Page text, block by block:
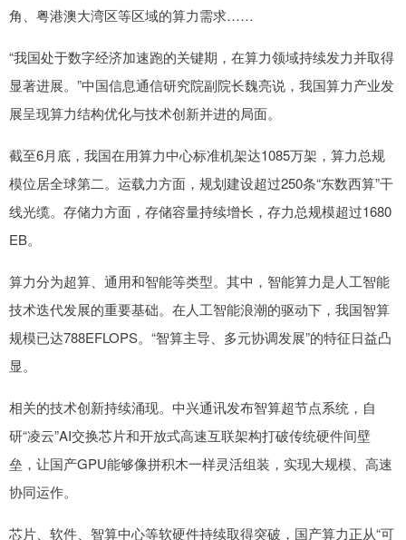
角、粤港澳大湾区等区域的算力需求……
“我国处于数字经济加速跑的关键期，在算力领域持续发力并取得
显著进展。”中国信息通信研究院副院长魏亮说，我国算力产业发
展呈现算力结构优化与技术创新并进的局面。
截至6月底，我国在用算力中心标准机架达1085万架，算力总规
模位居全球第二。运载力方面，规划建设超过250条“东数西算”干
线光缆。存储力方面，存储容量持续增长，存力总规模超过1680
EB。
算力分为超算、通用和智能等类型。其中，智能算力是人工智能
技术迭代发展的重要基础。在人工智能浪潮的驱动下，我国智算
规模已达788EFLOPS。“智算主导、多元协调发展”的特征日益凸
显。
相关的技术创新持续涌现。中兴通讯发布智算超节点系统，自
研“凌云”AI交换芯片和开放式高速互联架构打破传统硬件间壁
垒，让国产GPU能够像拼积木一样灵活组装，实现大规模、高速
协同运作。
芯片、软件、智算中心等软硬件持续取得突破，国产算力正从“可